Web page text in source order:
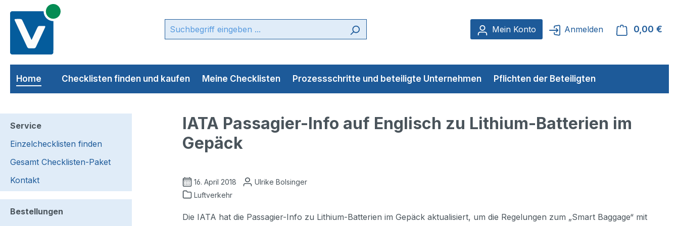
Hauptinhalt springen
Zur Suche springen
Zur Hauptnavigation springen
Mein Konto
Anmelden 0,00 €
Home Checklisten finden und kaufen Meine Checklisten Prozessschritte und beteiligte Unternehmen Pflichten der Beteiligten
Service
Einzelchecklisten finden
Gesamt Checklisten-Paket
Kontakt
Bestellungen
IATA Passagier-Info auf Englisch zu Lithium-Batterien im
Gepäck
16. April 2018
Ulrike Bolsinger
Luftverkehr
Die IATA hat die Passagier-Info zu Lithium-Batterien im Gepäck aktualisiert, um die Regelungen zum „Smart Baggage“ mit